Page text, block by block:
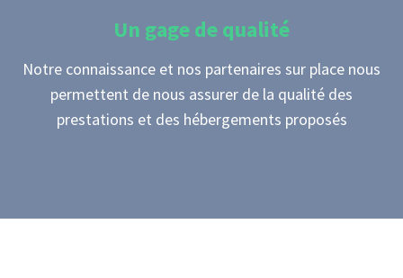
Un gage de qualité
Notre connaissance et nos partenaires sur place nous
permettent de nous assurer de la qualité des
prestations et des hébergements proposés